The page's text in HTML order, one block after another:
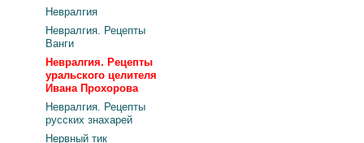
Невралгия
Невралгия. Рецепты
Ванги
Невралгия. Рецепты
уральского целителя
Ивана Прохорова
Невралгия. Рецепты
русских знахарей
Нервный тик